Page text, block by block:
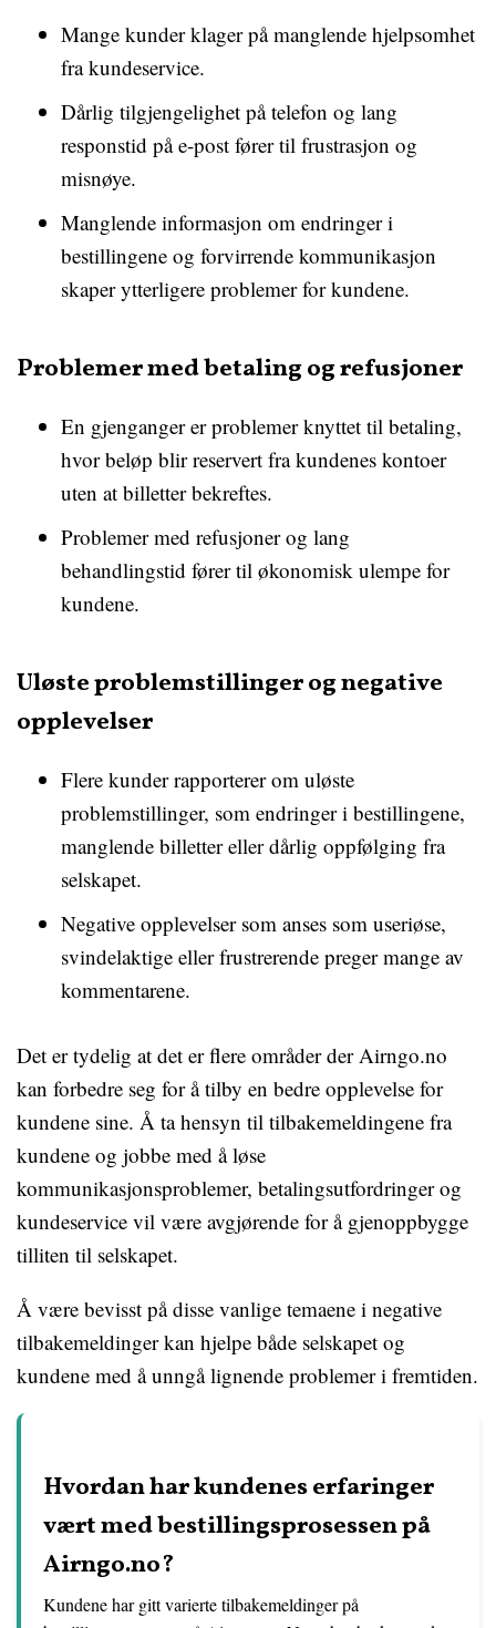
Mange kunder klager på manglende hjelpsomhet
fra kundeservice.
Dårlig tilgjengelighet på telefon og lang
responstid på e-post fører til frustrasjon og
misnøye.
Manglende informasjon om endringer i
bestillingene og forvirrende kommunikasjon
skaper ytterligere problemer for kundene.
Problemer med betaling og refusjoner
En gjenganger er problemer knyttet til betaling,
hvor beløp blir reservert fra kundenes kontoer
uten at billetter bekreftes.
Problemer med refusjoner og lang
behandlingstid fører til økonomisk ulempe for
kundene.
Uløste problemstillinger og negative
opplevelser
Flere kunder rapporterer om uløste
problemstillinger, som endringer i bestillingene,
manglende billetter eller dårlig oppfølging fra
selskapet.
Negative opplevelser som anses som useriøse,
svindelaktige eller frustrerende preger mange av
kommentarene.
Det er tydelig at det er flere områder der Airngo.no
kan forbedre seg for å tilby en bedre opplevelse for
kundene sine. Å ta hensyn til tilbakemeldingene fra
kundene og jobbe med å løse
kommunikasjonsproblemer, betalingsutfordringer og
kundeservice vil være avgjørende for å gjenoppbygge
tilliten til selskapet.
Å være bevisst på disse vanlige temaene i negative
tilbakemeldinger kan hjelpe både selskapet og
kundene med å unngå lignende problemer i fremtiden.
Hvordan har kundenes erfaringer
vært med bestillingsprosessen på
Airngo.no?
Kundene har gitt varierte tilbakemeldinger på